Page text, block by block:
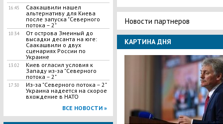
16:45
Саакашвили нашел
альтернативу для Киева
после запуска "Северного
потока – 2"
10:34
​От острова Змеиный до
высадки десанта на юге:
Саакашвили о двух
сценариях России по
Украине
13:02
Киев огласил условия к
Западу из-за "Северного
потока – 2"
17:30
Из-за "Северного потока – 2"
Украина надеется на скорое
вхождение в НАТО
ВСЕ НОВОСТИ »
Новости партнеров
КАРТИНА ДНЯ